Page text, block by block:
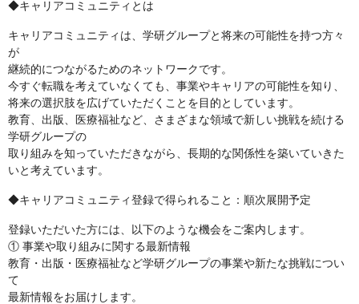
◆キャリアコミュニティとは
キャリアコミュニティは、学研グループと将来の可能性を持つ方々
が
継続的につながるためのネットワークです。
今すぐ転職を考えていなくても、事業やキャリアの可能性を知り、
将来の選択肢を広げていただくことを目的としています。
教育、出版、医療福祉など、さまざまな領域で新しい挑戦を続ける
学研グループの
取り組みを知っていただきながら、長期的な関係性を築いていきた
いと考えています。
◆キャリアコミュニティ登録で得られること：順次展開予定
登録いただいた方には、以下のような機会をご案内します。
① 事業や取り組みに関する最新情報
教育・出版・医療福祉など学研グループの事業や新たな挑戦につい
て
最新情報をお届けします。